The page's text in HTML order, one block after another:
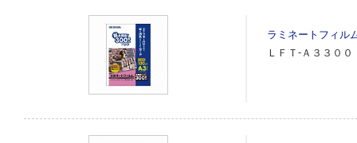
ラミネートフィ
ＬＦＴ‐Ａ３３０